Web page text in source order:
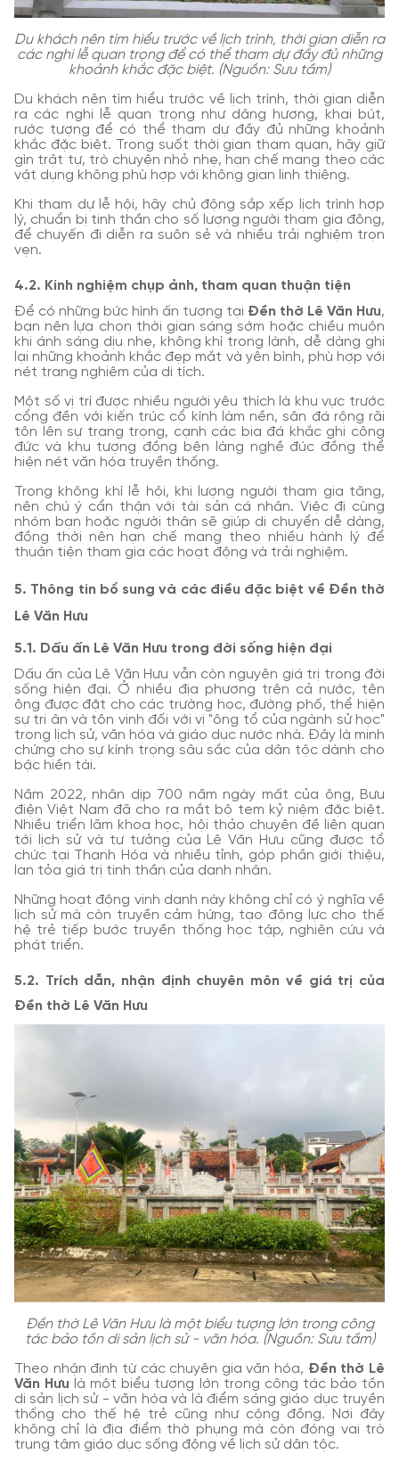
Du khách nên tìm hiểu trước về lịch trình, thời gian diễn ra
các nghi lễ quan trọng để có thể tham dự đầy đủ những
khoảnh khắc đặc biệt. (Nguồn: Sưu tầm)
Du khách nên tìm hiểu trước về lịch trình, thời gian diễn
ra các nghi lễ quan trọng như dâng hương, khai bút,
rước tượng để có thể tham dự đầy đủ những khoảnh
khắc đặc biệt. Trong suốt thời gian tham quan, hãy giữ
gìn trật tự, trò chuyện nhỏ nhẹ, hạn chế mang theo các
vật dụng không phù hợp với không gian linh thiêng.
Khi tham dự lễ hội, hãy chủ động sắp xếp lịch trình hợp
lý, chuẩn bị tinh thần cho số lượng người tham gia đông,
để chuyến đi diễn ra suôn sẻ và nhiều trải nghiệm trọn
vẹn.
4.2. Kinh nghiệm chụp ảnh, tham quan thuận tiện
Để có những bức hình ấn tượng tại Đền thờ Lê Văn Hưu,
bạn nên lựa chọn thời gian sáng sớm hoặc chiều muộn
khi ánh sáng dịu nhẹ, không khí trong lành, dễ dàng ghi
lại những khoảnh khắc đẹp mắt và yên bình, phù hợp với
nét trang nghiêm của di tích.
Một số vị trí được nhiều người yêu thích là khu vực trước
cổng đền với kiến trúc cổ kính làm nền, sân đá rộng rãi
tôn lên sự trang trọng, cạnh các bia đá khắc ghi công
đức và khu tượng đồng bên làng nghề đúc đồng thể
hiện nét văn hóa truyền thống.
Trong không khí lễ hội, khi lượng người tham gia tăng,
nên chú ý cẩn thận với tài sản cá nhân. Việc đi cùng
nhóm bạn hoặc người thân sẽ giúp di chuyển dễ dàng,
đồng thời nên hạn chế mang theo nhiều hành lý để
thuận tiện tham gia các hoạt động và trải nghiệm.
5. Thông tin bổ sung và các điều đặc biệt về Đền thờ
Lê Văn Hưu
5.1. Dấu ấn Lê Văn Hưu trong đời sống hiện đại
Dấu ấn của Lê Văn Hưu vẫn còn nguyên giá trị trong đời
sống hiện đại. Ở nhiều địa phương trên cả nước, tên
ông được đặt cho các trường học, đường phố, thể hiện
sự tri ân và tôn vinh đối với vị "ông tổ của ngành sử học"
trong lịch sử, văn hóa và giáo dục nước nhà. Đây là minh
chứng cho sự kính trọng sâu sắc của dân tộc dành cho
bậc hiền tài.
Năm 2022, nhân dịp 700 năm ngày mất của ông, Bưu
điện Việt Nam đã cho ra mắt bộ tem kỷ niệm đặc biệt.
Nhiều triển lãm khoa học, hội thảo chuyên đề liên quan
tới lịch sử và tư tưởng của Lê Văn Hưu cũng được tổ
chức tại Thanh Hóa và nhiều tỉnh, góp phần giới thiệu,
lan tỏa giá trị tinh thần của danh nhân.
Những hoạt động vinh danh này không chỉ có ý nghĩa về
lịch sử mà còn truyền cảm hứng, tạo động lực cho thế
hệ trẻ tiếp bước truyền thống học tập, nghiên cứu và
phát triển.
5.2. Trích dẫn, nhận định chuyên môn về giá trị của
Đền thờ Lê Văn Hưu
Đền thờ Lê Văn Hưu là một biểu tượng lớn trong công
tác bảo tồn di sản lịch sử - văn hóa. (Nguồn: Sưu tầm)
Theo nhận định từ các chuyên gia văn hóa, Đền thờ Lê
Văn Hưu là một biểu tượng lớn trong công tác bảo tồn
di sản lịch sử - văn hóa và là điểm sáng giáo dục truyền
thống cho thế hệ trẻ cũng như cộng đồng. Nơi đây
không chỉ là địa điểm thờ phụng mà còn đóng vai trò
trung tâm giáo dục sống động về lịch sử dân tộc.